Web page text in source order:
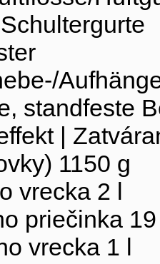
standfeste
|
1150 g
vrecka 2 l
priečinka
vrecka 1 l